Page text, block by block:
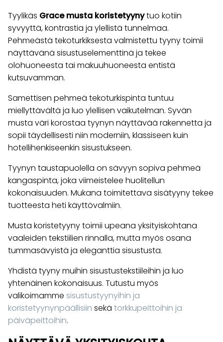
Tyylikäs Grace musta koristetyynytuo kotiin
syvyyttä, kontrastia ja ylellistä tunnelmaa.
Pehmeästä tekoturkiksesta valmistettu tyyny toimii
näyttävänä sisustuselementtinä ja tekee
olohuoneesta tai makuuhuoneesta entistä
kutsuvamman.
Samettisen pehmeä tekoturkispinta tuntuu
miellyttävältä ja luo ylellisen vaikutelman. Syvän
musta väri korostaa tyynyn näyttävää rakennetta ja
sopii täydellisesti niin moderniin, klassiseen kuin
hotellihenkiseenkin sisustukseen.
Tyynyn taustapuolella on sävyyn sopiva pehmeä
kangaspinta, joka viimeistelee huolitellun
kokonaisuuden. Mukana toimitettava sisätyyny tekee
tuotteesta heti käyttövalmiin.
Musta koristetyyny toimii upeana yksityiskohtana
vaaleiden tekstiilien rinnalla, mutta myös osana
tummasävyistä ja eleganttia sisustusta.
Yhdistä tyyny muihin sisustustekstiileihin ja luo
yhtenäinen kokonaisuus. Tutustu myös
valikoimamme sisustustyynyihin ja
koristetyynynpäällisiin sekä torkkupeittoihin ja
päiväpeittoihin.